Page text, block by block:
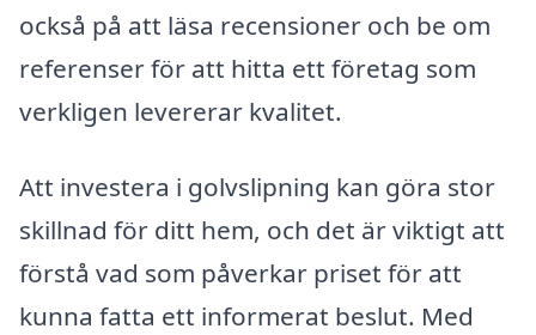
också på att läsa recensioner och be om
referenser för att hitta ett företag som
verkligen levererar kvalitet.
Att investera i golvslipning kan göra stor
skillnad för ditt hem, och det är viktigt att
förstå vad som påverkar priset för att
kunna fatta ett informerat beslut. Med